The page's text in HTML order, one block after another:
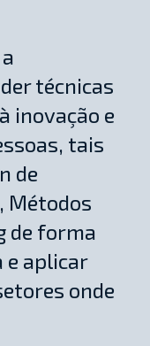
técnicas
inovação e
tais
de
Métodos
de forma
e aplicar
onde